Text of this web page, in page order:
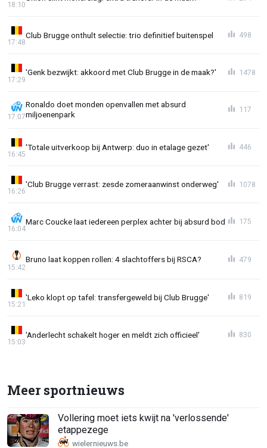
18:10
Club Brugge onthult selectie: trio definitief buitenspel
17:48
498
'Genk bezwijkt: akkoord met Club Brugge in de maak?'
17:29
1478
Ronaldo doet monden openvallen met absurd
miljoenenpark
17:07
117
'Totale uitverkoop bij Antwerp: duo in etalage gezet'
16:45
446
'Club Brugge verrast: zesde zomeraanwinst onderweg'
16:26
1078
Marc Coucke laat iedereen perplex achter bij absurd bod
16:04
175
Bruno laat koppen rollen: 4 slachtoffers bij RSCA?
15:42
479
'Leko klopt op tafel: transfergeweld bij Club Brugge'
15:21
819
'Anderlecht schakelt hoger en meldt zich officieel'
15:03
830
Meer sportnieuws
Vollering moet iets kwijt na 'verlossende'
etappezege